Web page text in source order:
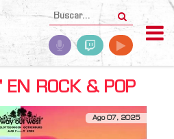
EN ROCK & POP
Ago 07, 2025